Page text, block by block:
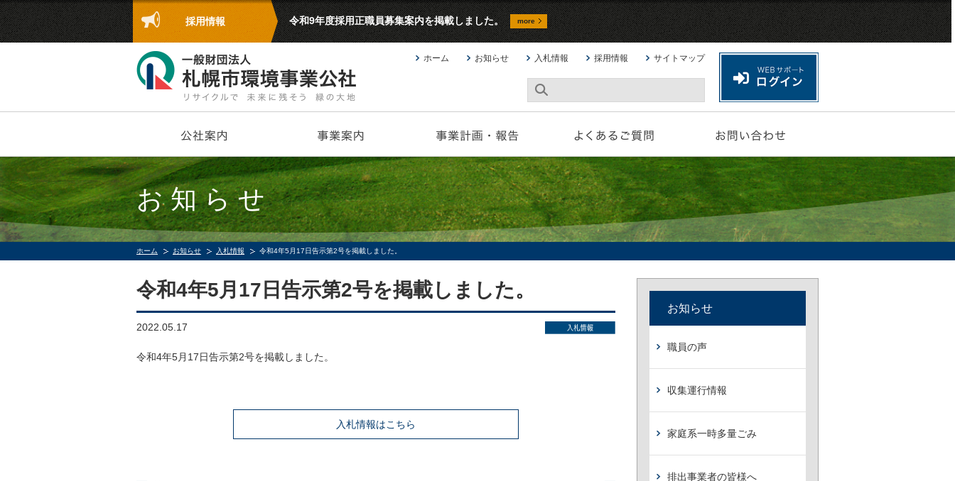
採用情報 令和9年度採用正職員募集案内を掲載しました。 more
ホーム お知らせ 入札情報 採用情報 サイトマップ
お知らせ
ホーム お知らせ 入札情報 令和4年5月17日告示第2号を掲載しました。
令和4年5月17日告示第2号を掲載しました。
2022.05.17
令和4年5月17日告示第2号を掲載しました。
入札情報はこちら
お知らせ
職員の声
収集運行情報
家庭系一時多量ごみ
排出事業者の皆様へ